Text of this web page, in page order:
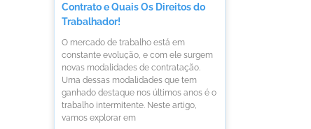
Contrato e Quais Os Direitos do
Trabalhador!
O mercado de trabalho está em
constante evolução, e com ele surgem
novas modalidades de contratação.
Uma dessas modalidades que tem
ganhado destaque nos últimos anos é o
trabalho intermitente. Neste artigo,
vamos explorar em